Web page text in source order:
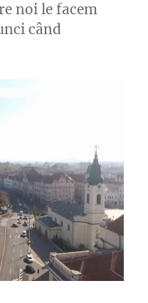
noi le facem
când